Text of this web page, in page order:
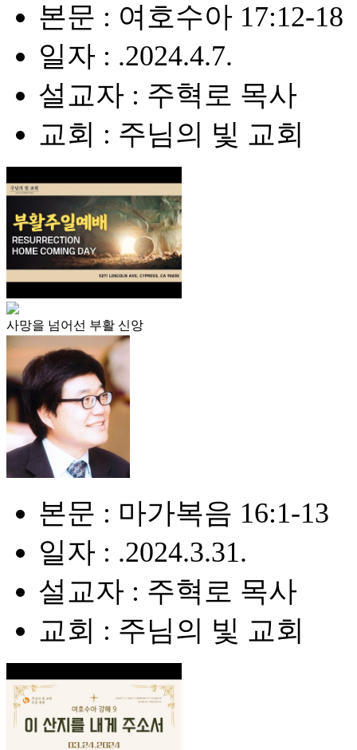
본문 : 여호수아 17:12-18
일자 : .2024.4.7.
설교자 : 주혁로 목사
교회 : 주님의 빛 교회
사망을 넘어선 부활 신앙
본문 : 마가복음 16:1-13
일자 : .2024.3.31.
설교자 : 주혁로 목사
교회 : 주님의 빛 교회